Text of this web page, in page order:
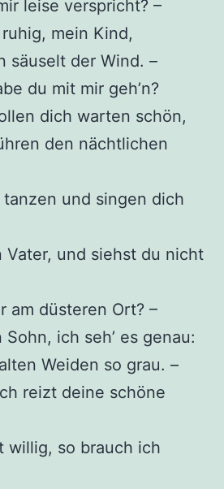
leise verspricht? –
mein Kind,
säuselt der Wind. –
du mit mir geh’n?
dich warten schön,
den nächtlichen
und singen dich
Vater, und siehst du nicht
am düsteren Ort? –
ich seh’ es genau:
Weiden so grau. –
reizt deine schöne
willig, so brauch ich